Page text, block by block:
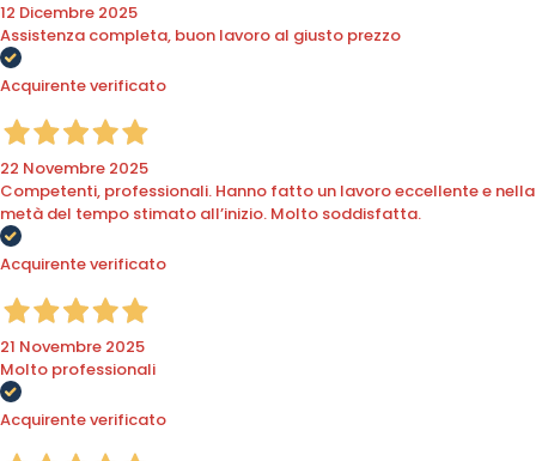
12 Dicembre 2025
Assistenza completa, buon lavoro al giusto prezzo
Acquirente verificato
22 Novembre 2025
Competenti, professionali. Hanno fatto un lavoro eccellente e nella
metà del tempo stimato all’inizio. Molto soddisfatta.
Acquirente verificato
21 Novembre 2025
Molto professionali
Acquirente verificato